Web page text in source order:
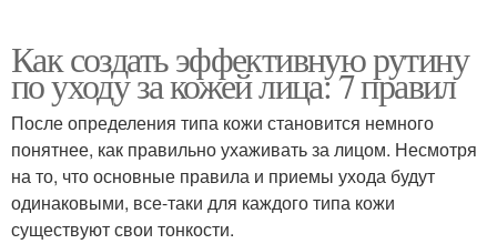
Как создать эффективную рутину
по уходу за кожей лица: 7 правил
После определения типа кожи становится немного
понятнее, как правильно ухаживать за лицом. Несмотря
на то, что основные правила и приемы ухода будут
одинаковыми, все-таки для каждого типа кожи
существуют свои тонкости.